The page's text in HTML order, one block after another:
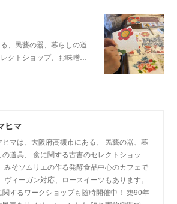
、民藝の器、暮らしの道
クトショップ、お味噌…
ヒマ
ヒマは、大阪府高槻市にある、 民藝の器、暮
の道具、 食に関する古書のセレクトショッ
みそソムリエの作る発酵食品中心のカフェで
ヴィーガン対応、ロースイーツもあります。
関するワークショップも随時開催中！ 築90年